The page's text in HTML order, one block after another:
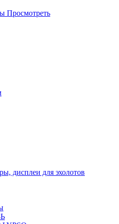
Просмотреть
дисплеи для эхолотов